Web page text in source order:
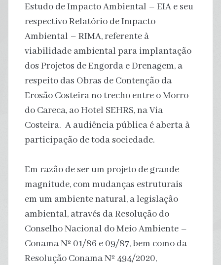
Estudo de Impacto Ambiental – EIA e seu
respectivo Relatório de Impacto
Ambiental – RIMA, referente à
viabilidade ambiental para implantação
dos Projetos de Engorda e Drenagem, a
respeito das Obras de Contenção da
Erosão Costeira no trecho entre o Morro
do Careca, ao Hotel SEHRS, na Via
Costeira. A audiência pública é aberta à
participação de toda sociedade.
Em razão de ser um projeto de grande
magnitude, com mudanças estruturais
em um ambiente natural, a legislação
ambiental, através da Resolução do
Conselho Nacional do Meio Ambiente –
Conama Nº 01/86 e 09/87, bem como da
Resolução Conama Nº 494/2020,